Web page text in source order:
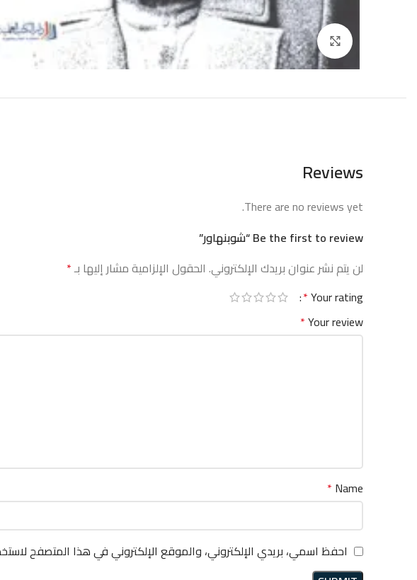
إضغط للتكبير
Reviews
There are no reviews yet.
Be the first to review “شوبنهاور”
لن يتم نشر عنوان بريدك الإلكتروني. الحقول الإلزامية مشار إليها بـ*
Your rating
*
Your review
*
Name
*
احفظ اسمي، بريدي الإلكتروني، والموقع الإلكتروني في هذا المتصفح